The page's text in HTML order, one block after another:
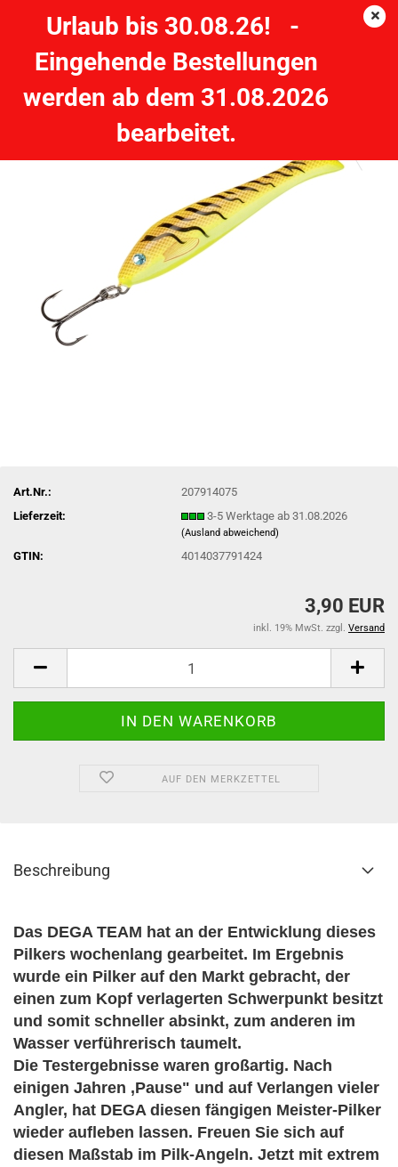
Urlaub bis 30.08.26! -
Eingehende Bestellungen
werden ab dem 31.08.2026
bearbeitet.
DEGA PILKER CASTER gelb/UV-orange - 75g
Art.Nr.:
207914075
Lieferzeit:
3-5 Werktage ab 31.08.2026
(Ausland abweichend)
GTIN: 4014037791424
3,90 EUR
inkl. 19% MwSt. zzgl. Versand
AUF DEN MERKZETTEL
Beschreibung
Das DEGA TEAM hat an der Entwicklung dieses
Pilkers wochenlang gearbeitet. Im Ergebnis
wurde ein Pilker auf den Markt gebracht, der
einen zum Kopf verlagerten Schwerpunkt besitzt
und somit schneller absinkt, zum anderen im
Wasser verführerisch taumelt.
Die Testergebnisse waren großartig. Nach
einigen Jahren ,Pause" und auf Verlangen vieler
Angler, hat DEGA diesen fängigen Meister-Pilker
wieder aufleben lassen. Freuen Sie sich auf
diesen Maßstab im Pilk-Angeln. Jetzt mit extrem